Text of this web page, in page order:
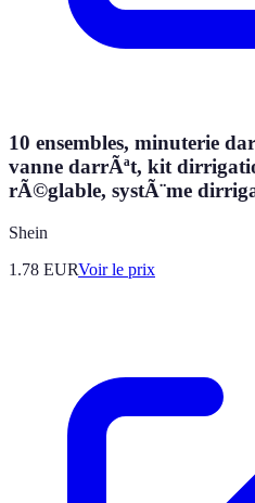
10 ensembles, minuterie
vanne darrÃªt, kit
rÃ©glable, systÃ¨me
Shein
1.78 EURVoir le prix